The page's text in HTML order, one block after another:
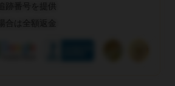
跡番号を提供
合は全額返金